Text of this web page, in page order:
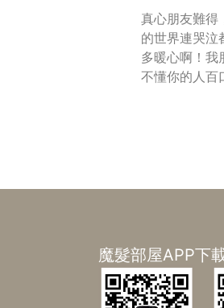
真心朋友難得
的世界連哭泣
多暖心啊！我
不懂你的人百
魔髮部屋APP下